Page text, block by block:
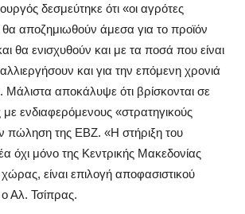
δεσμεύτηκε ότι «οι αγρότες
αποζημιωθούν άμεσα για το προϊόν
θα ενισχυθούν και με τα ποσά που είναι
και για την επόμενη χρονιά
αποκάλυψε ότι βρίσκονται σε
με ενδιαφερόμενους «στρατηγικούς
πώληση της ΕΒΖ. «Η στήριξη του
όχι μόνο της Κεντρικής Μακεδονίας
είναι επιλογή αποφασιστικού
Αλ. Τσίπρας.